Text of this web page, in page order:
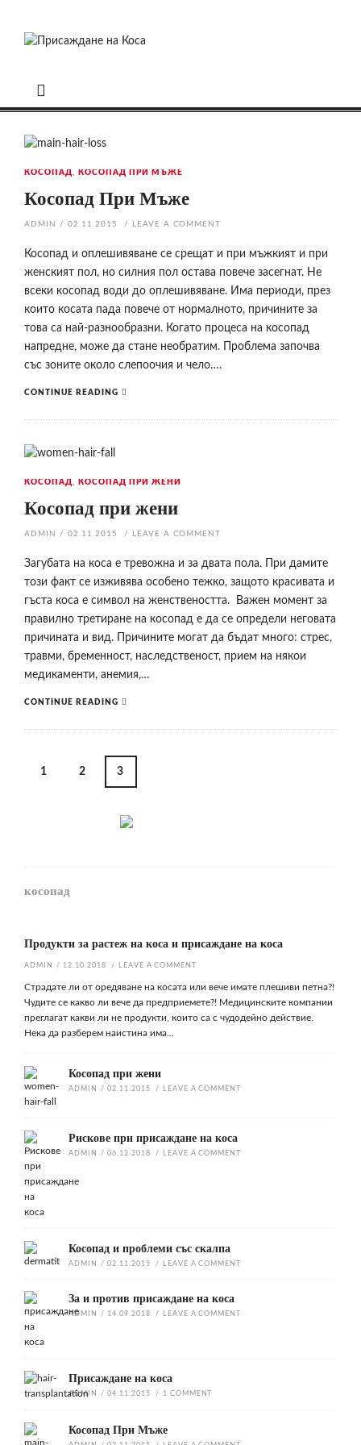
content
КОСОПАД, КОСОПАД ПРИ МЪЖЕ
Косопад При Мъже
ADMIN / 02.11.2015 / LEAVE A COMMENT
Косопад и оплешивяване се срещат и при мъжкият и при
женският пол, но силния пол остава повече засегнат. Не
всеки косопад води до оплешивяване. Има периоди, през
които косата пада повече от нормалното, причините за
това са най-разнообразни. Когато процеса на косопад
напредне, може да стане необратим. Проблема започва
със зоните около слепоочия и чело….
CONTINUE READING
КОСОПАД, КОСОПАД ПРИ ЖЕНИ
Косопад при жени
ADMIN / 02.11.2015 / LEAVE A COMMENT
Загубата на коса е тревожна и за двата пола. При дамите
този факт се изживява особено тежко, защото красивата и
гъста коса е символ на женствеността. Важен момент за
правилно третиране на косопад е да се определи неговата
причината и вид. Причините могат да бъдат много: стрес,
травми, бременност, наследственост, прием на някои
медикаменти, анемия,…
CONTINUE READING
Posts
1 2 3
косопад
Продукти за растеж на коса и присаждане на коса
ADMIN / 12.10.2018 / LEAVE A COMMENT
Страдате ли от оредяване на косата или вече имате плешиви петна?!
Чудите се какво ли вече да предприемете?! Медицинските компании
преглагат какви ли не продукти, които са с чудодейно действие.
Нека да разберем наистина има...
Косопад при жени
ADMIN / 02.11.2015 / LEAVE A COMMENT
Рискове при присаждане на коса
ADMIN / 06.12.2018 / LEAVE A COMMENT
Косопад и проблеми със скалпа
ADMIN / 02.11.2015 / LEAVE A COMMENT
За и против присаждане на коса
ADMIN / 14.09.2018 / LEAVE A COMMENT
Присаждане на коса
ADMIN / 04.11.2015 / 1 COMMENT
Косопад При Мъже